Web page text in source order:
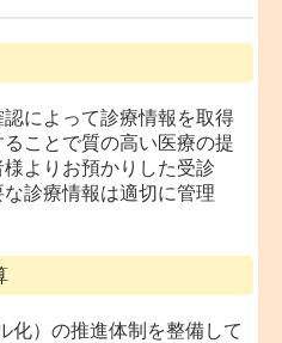
によって診療情報を取得
ことで質の高い医療の提
よりお預かりした受診
診療情報は適切に管理
化）の推進体制を整備して